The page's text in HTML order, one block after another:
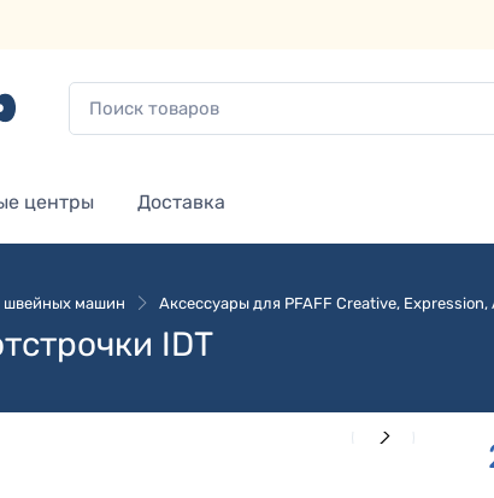
центры Доставка
швейных машин Аксессуары для PFAFF Creative,
IDT